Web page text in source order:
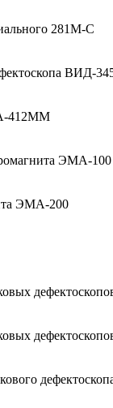
281М-С
ВИД-
412ММ
ЭМА-100
ЭМА-200